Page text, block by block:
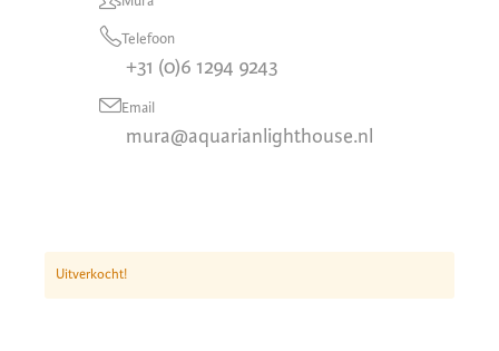
Telefoon
+31 (0)6 1294 9243
Email
mura@aquarianlighthouse.nl
Uitverkocht!